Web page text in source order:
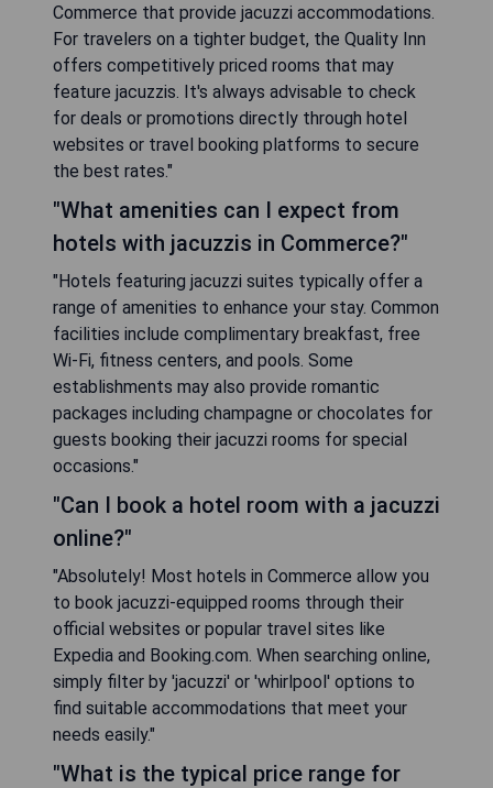
Commerce that provide jacuzzi accommodations.
For travelers on a tighter budget, the Quality Inn
offers competitively priced rooms that may
feature jacuzzis. It's always advisable to check
for deals or promotions directly through hotel
websites or travel booking platforms to secure
the best rates."
"What amenities can I expect from
hotels with jacuzzis in Commerce?"
"Hotels featuring jacuzzi suites typically offer a
range of amenities to enhance your stay. Common
facilities include complimentary breakfast, free
Wi-Fi, fitness centers, and pools. Some
establishments may also provide romantic
packages including champagne or chocolates for
guests booking their jacuzzi rooms for special
occasions."
"Can I book a hotel room with a jacuzzi
online?"
"Absolutely! Most hotels in Commerce allow you
to book jacuzzi-equipped rooms through their
official websites or popular travel sites like
Expedia and Booking.com. When searching online,
simply filter by 'jacuzzi' or 'whirlpool' options to
find suitable accommodations that meet your
needs easily."
"What is the typical price range for